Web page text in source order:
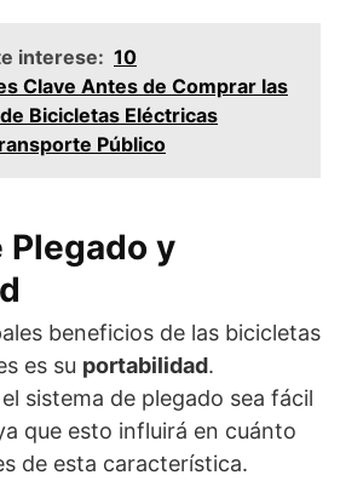
interese: 10
Clave Antes de Comprar las
Bicicletas Eléctricas
Público
Plegado y
beneficios de las bicicletas
es su portabilidad.
sistema de plegado sea fácil
que esto influirá en cuánto
de esta característica.